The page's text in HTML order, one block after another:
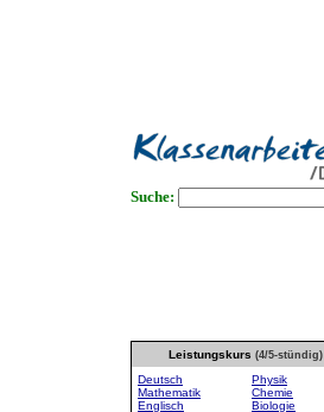
Suche:
Leistungskurs (4/5-stündig)
Deutsch
Mathematik
Englisch
Physik
Chemie
Biologie